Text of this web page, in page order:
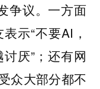
争议。一方面
示“不要AI，
厌”；还有网
众大部分都不